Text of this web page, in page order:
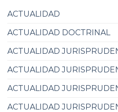
ACTUALIDAD
ACTUALIDAD DOCTRINAL
ACTUALIDAD
ACTUALIDAD
ACTUALIDAD
ACTUALIDAD